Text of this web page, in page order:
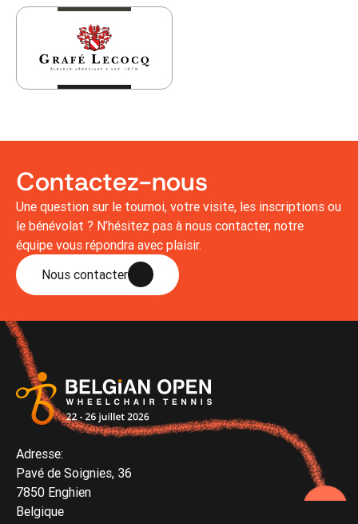
Contactez-nous
Une question sur le tournoi, votre visite, les inscriptions ou
le bénévolat ? N’hésitez pas à nous contacter, notre
équipe vous répondra avec plaisir.
Nous contacter
Adresse:
Pavé de Soignies, 36
7850 Enghien
Belgique